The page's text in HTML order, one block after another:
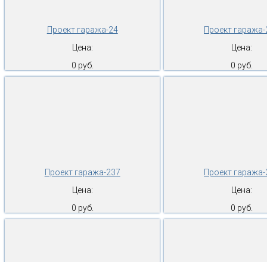
Проект гаража-24
Цена:
0 руб.
Проект
Цена:
0 руб.
Проект гаража-237
Цена:
0 руб.
Проект
Цена:
0 руб.